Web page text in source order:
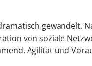
gewandelt.
von soziale
Agilität und